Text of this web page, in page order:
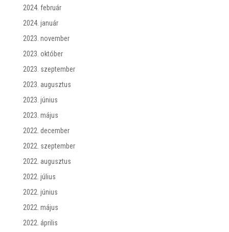
2024. február
2024. január
2023. november
2023. október
2023. szeptember
2023. augusztus
2023. június
2023. május
2022. december
2022. szeptember
2022. augusztus
2022. július
2022. június
2022. május
2022. április